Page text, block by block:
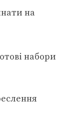
на
набори